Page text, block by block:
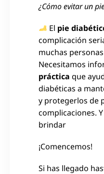
¿Cómo evitar un
El pie
complicación
muchas
Necesitamos
práctica que
diabéticas a
y protegerlos de
complicaciones.
brindar
¡Comencemos!
Si has llegado